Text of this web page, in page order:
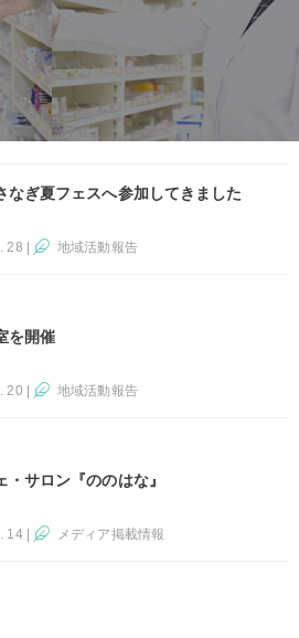
なぎ夏フェスへ参加してきました
28 地域活動報告
を開催
20 地域活動報告
・サロン『ののはな』
14| メディア掲載情報